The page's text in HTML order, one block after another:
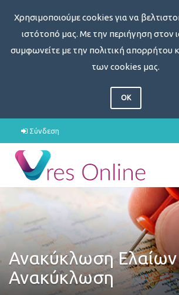
Χρησιμοποιούμε cookies για να
ιστότοπό μας. Με την περιήγηση στον
συμφωνείτε με την πολιτική απορρήτου
των cookies μας.
OK
Σύνδεση
Ανακύκλωση Ελαίων
Ανακύκλωση